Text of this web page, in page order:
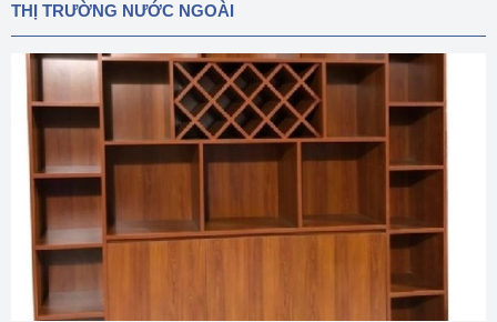
THỊ TRƯỜNG NƯỚC NGOÀI